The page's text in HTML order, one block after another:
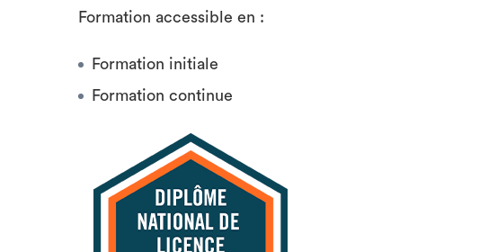
Formation accessible en :
Formation initiale
Formation continue